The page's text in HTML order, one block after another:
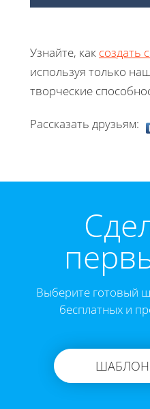
Узнайте, как создать
используя только
творческие
Рассказать друзьям:
Выберите готовый
бесплатных и